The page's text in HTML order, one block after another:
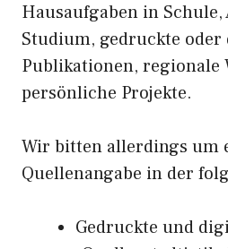
Hausaufgaben in
Studium, gedruckte
Publikationen, regionale
persönliche Projekte.
Wir bitten allerdings um
Quellenangabe in der
Gedruckte und